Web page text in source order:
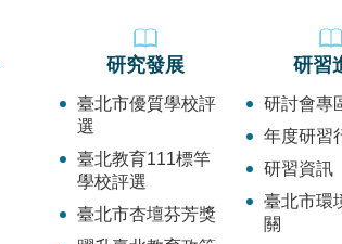
研究發展
臺北市優質學校評
選
臺北教育111標竿
學校評選
臺北市杏壇芬芳獎
研習
研討會專
年度研習
研習資訊
臺北市環
關